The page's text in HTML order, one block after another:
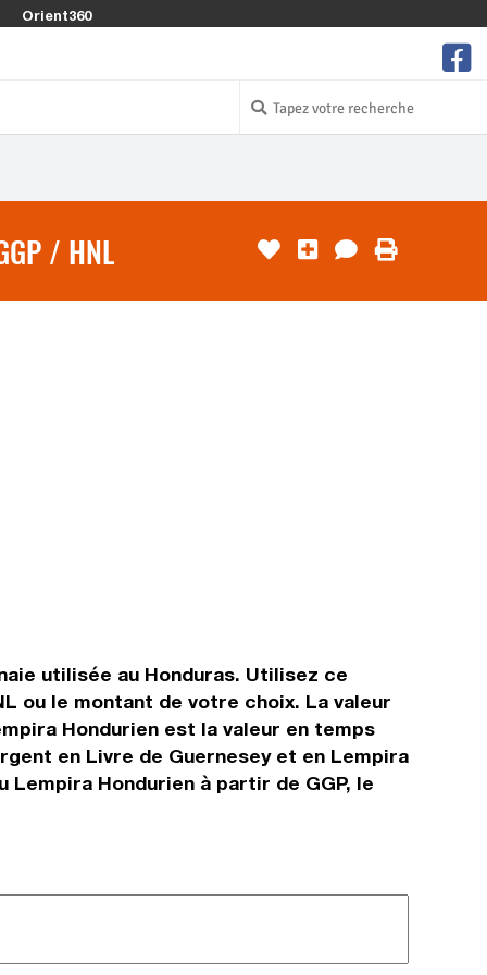
Orient360
/ HNL
utilisée au Honduras. Utilisez ce
ou le montant de votre choix. La valeur
Hondurien est la valeur en temps
en Livre de Guernesey et en Lempira
Hondurien à partir de GGP, le